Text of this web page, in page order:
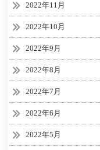
2022年11月
2022年10月
2022年9月
2022年8月
2022年7月
2022年6月
2022年5月